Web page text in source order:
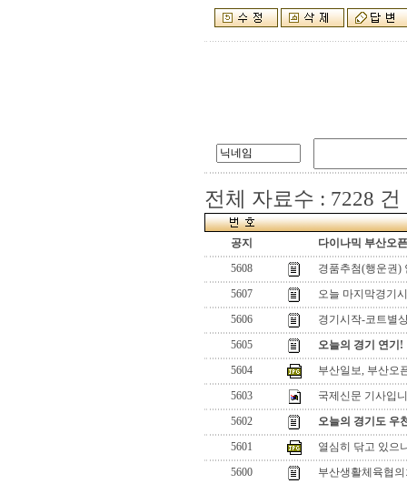
전체 자료수 : 7228 건
공지
다이나믹 부산오
5608
경품추첨(행운권)
5607
오늘 마지막경기
5606
경기시작-코트별
5605
오늘의 경기 연기!
5604
부산일보, 부산오
5603
국제신문 기사입
5602
오늘의 경기도 우
5601
열심히 닦고 있으
5600
부산생활체육협